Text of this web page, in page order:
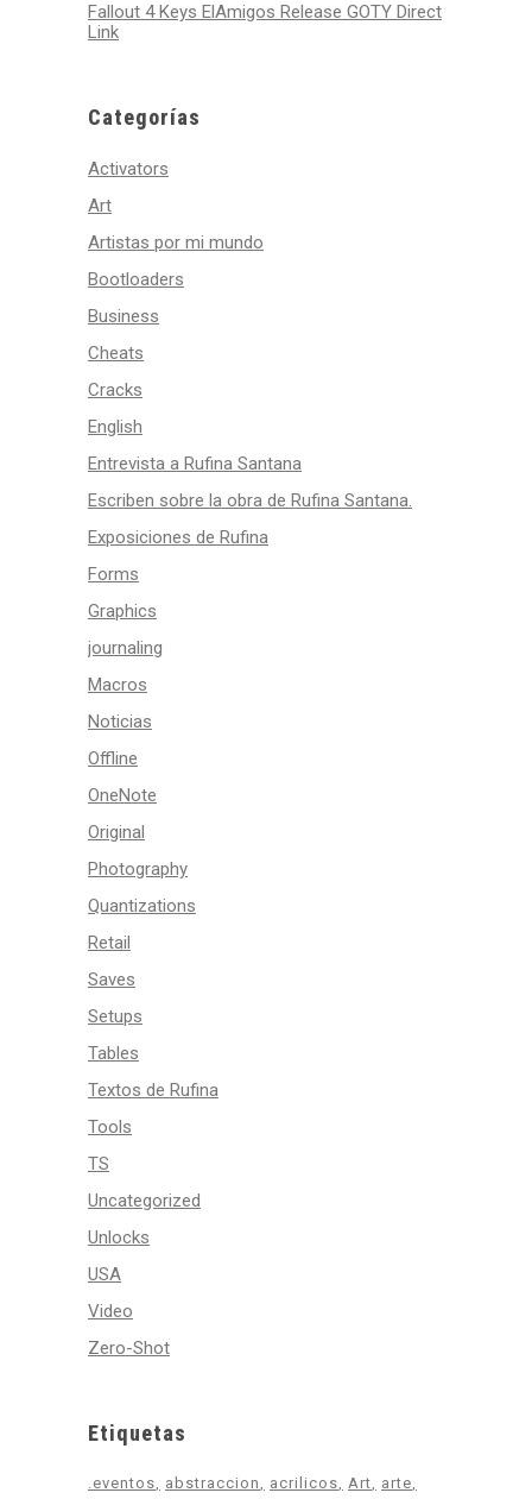
Fallout 4 Keys ElAmigos Release GOTY Direct
Link
Categorías
Activators
Art
Artistas por mi mundo
Bootloaders
Business
Cheats
Cracks
English
Entrevista a Rufina Santana
Escriben sobre la obra de Rufina Santana.
Exposiciones de Rufina
Forms
Graphics
journaling
Macros
Noticias
Offline
OneNote
Original
Photography
Quantizations
Retail
Saves
Setups
Tables
Textos de Rufina
Tools
TS
Uncategorized
Unlocks
USA
Video
Zero-Shot
Etiquetas
.eventos abstraccion acrilicos Art arte